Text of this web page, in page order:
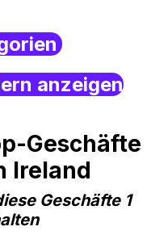
anzeigen
Geschäfte
Ireland
Geschäfte 1